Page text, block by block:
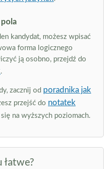
kandydat, możesz wpisać
forma logicznego
ją osobno, przejdź do
.
zacznij od poradnika jak
przejść do notatek
na wyższych poziomach.
łatwe?